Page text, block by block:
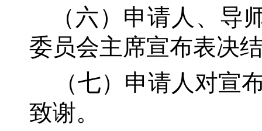
（六）申请人、导
委员会主席宣布表决
（七）申请人对宣
致谢。